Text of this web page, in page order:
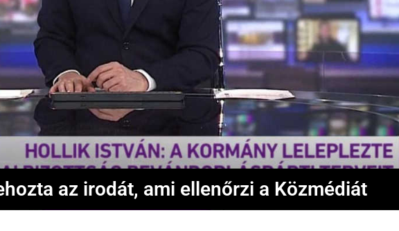
az irodát, ami ellenőrzi a Közmédiát